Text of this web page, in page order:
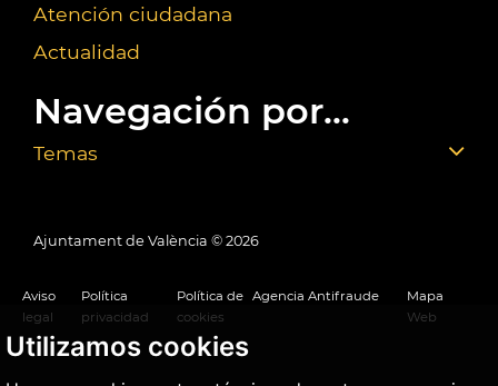
Utilizamos cookies
Atención ciudadana
Actualidad
Navegación por...
Temas
Ajuntament de València © 2026
Aviso
legal
Política
privacidad
Política de
cookies
Agencia Antifraude
Mapa
Web